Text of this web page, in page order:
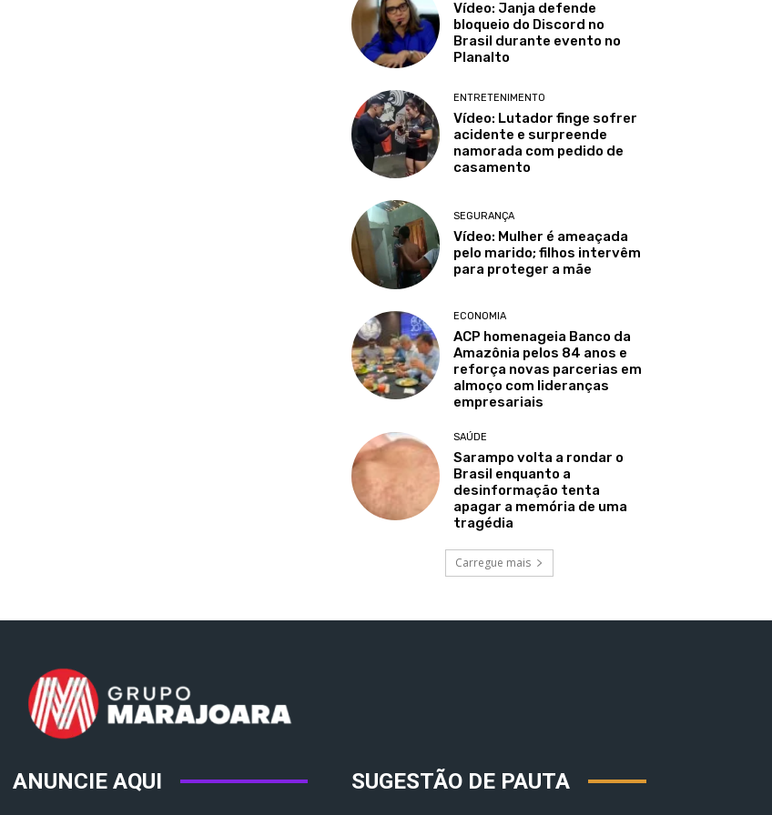
Vídeo: Janja defende
bloqueio do Discord no
Brasil durante evento no
Planalto
ENTRETENIMENTO
Vídeo: Lutador finge sofrer
acidente e surpreende
namorada com pedido de
casamento
SEGURANÇA
Vídeo: Mulher é ameaçada
pelo marido; filhos intervêm
para proteger a mãe
ECONOMIA
ACP homenageia Banco da
Amazônia pelos 84 anos e
reforça novas parcerias em
almoço com lideranças
empresariais
SAÚDE
Sarampo volta a rondar o
Brasil enquanto a
desinformação tenta
apagar a memória de uma
tragédia
Carregue mais
ANUNCIE AQUI SUGESTÃO DE PAUTA